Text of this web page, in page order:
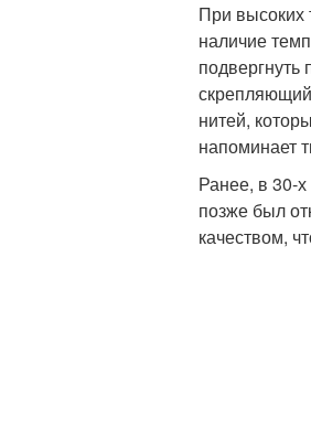
При высоких
наличие
подвергнуть
нитей,
напоминает
Ранее, в 30-
позже был
качеством,